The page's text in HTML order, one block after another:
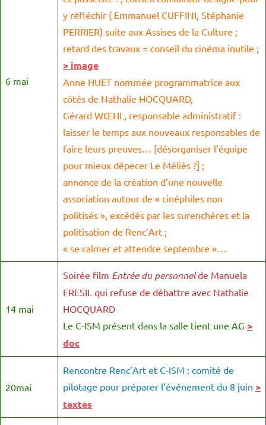
6 mai
y réfléchir ( Emmanuel CUFFINI, Stéphanie
PERRIER) suite aux Assises de la Culture ;
retard des travaux = conseil du cinéma inutile ;
> image
Anne HUET nommée programmatrice aux
côtés de Nathalie HOCQUARD,
Gérard WŒHL, responsable administratif :
laisser le temps aux nouveaux responsables de
faire leurs preuves… [désorganiser l’équipe
pour mieux dépecer Le Méliès ?] ;
annonce de la création d’une nouvelle
association autour de « cinéphiles non
politisés », excédés par les surenchères et la
politisation de Renc’Art ;
« se calmer et attendre septembre »…
14 mai
Soirée film Entrée du personnelde Manuela
FRESIL qui refuse de débattre avec Nathalie
HOCQUARD
Le C-ISM présent dans la salle tient une AG >
doc
20mai
Rencontre Renc’Art et C-ISM : comité de
pilotage pour préparer l’événement du 8 juin >
textes